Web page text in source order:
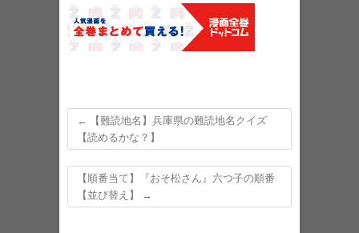
←
【難読地名】兵庫県の難読地名クイズ
【読めるかな？】
【順番当て】『おそ松さん』六つ子の順番
【並び替え】
→